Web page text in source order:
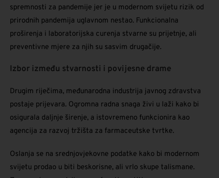
spremnosti za pandemije jer je u modernom svijetu rizik od
prirodnih pandemija uglavnom nestao. Funkcionalna
proširenja i laboratorijska curenja stvarne su prijetnje, ali
preventivne mjere za njih su sasvim drugačije.
Izbor između stvarnosti i povijesne drame
Drugim riječima, međunarodna industrija javnog zdravstva
postaje prijevara. Ogromna radna snaga živi u laži kako bi
osigurala daljnje širenje, a istovremeno funkcionira kao
agencija za razvoj tržišta za farmaceutske tvrtke.
Oslanja se na srednjovjekovne podatke kako bi modernom
svijetu prodao u biti beskorisne, ali vrlo skupe talismane.